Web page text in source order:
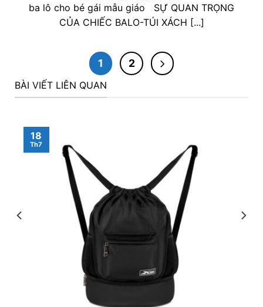
ba lô cho bé gái mẫu giáo SỰ QUAN TRỌNG
CỦA CHIẾC BALO-TÚI XÁCH [...]
1 2
BÀI VIẾT LIÊN QUAN
18
Th7